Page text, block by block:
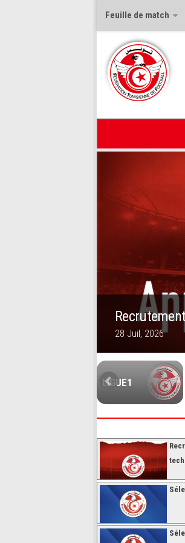
Feuille de match
28 Juil, 2026
1 2
LIGUE1